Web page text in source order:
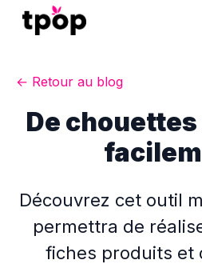
← Retour au blog
De
Découvrez cet outil
permettra de
fiches produits et